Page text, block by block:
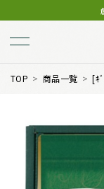
TOP 商品一覧 [ｷ